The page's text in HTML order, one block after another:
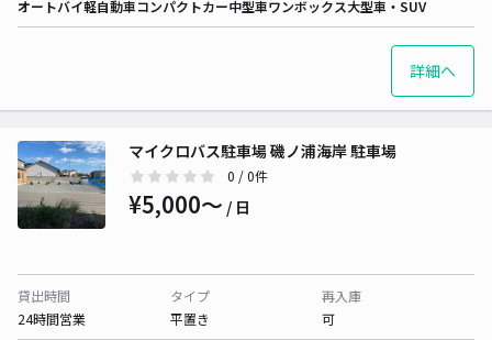
オートバイ軽自動車コンパクトカー中型車ワンボックス大型車・SUV
詳細へ
マイクロバス駐車場 磯ノ浦海岸 駐車場
0 / 0件
¥5,000〜 / 日
貸出時間
24時間営業
タイプ
平置き
再入庫
可